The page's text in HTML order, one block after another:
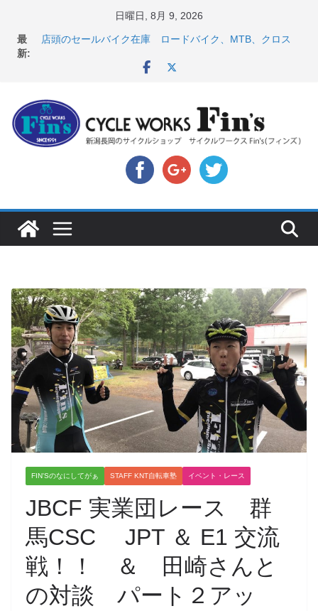
日曜日, 8月 9, 2026
最
新:
ムと、入荷してきました人気商品ピックアップ！
バイクなど（２０２６・７・１０ 現在）
トス カスタム！と、２０２７年モデル スコット入荷。
8月1・2日 YOELEO試乗会とオフ会開催！！ ＆
LAZER 最高峰ヘルメットが３０〜４０％OFF セール
店頭のセールバイク在庫 ロードバイク、MTB、クロス
バイクなど（２０２６・７・１７ 現在）
FIN'Sのなにしてがぁ STAFF KNT自転車塾 イベント・レース
JBCF 実業団レース 群
馬CSC JPT ＆ E1 交流
戦！！ ＆ 田崎さんと
の対談 パート２アッ